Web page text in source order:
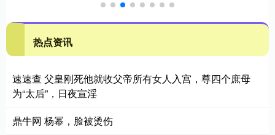
热点资讯
速速查 父皇刚死他就收父帝所有女人入宫，尊四个庶母
为“太后”，日夜宣淫
鼎牛网 杨幂，脸被烫伤